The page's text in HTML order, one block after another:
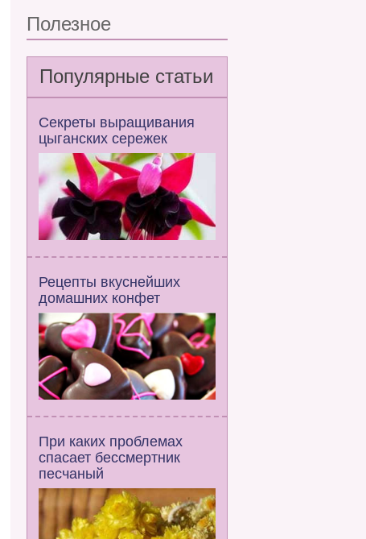
Полезное
Популярные статьи
Секреты выращивания
цыганских сережек
Рецепты вкуснейших
домашних конфет
При каких проблемах
спасает бессмертник
песчаный